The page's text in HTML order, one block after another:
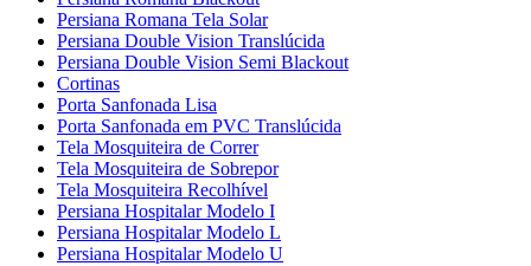
Persiana Romana Tela Solar
Persiana Double Vision Translúcida
Persiana Double Vision Semi Blackout
Cortinas
Porta Sanfonada Lisa
Porta Sanfonada em PVC Translúcida
Tela Mosquiteira de Correr
Tela Mosquiteira de Sobrepor
Tela Mosquiteira Recolhível
Persiana Hospitalar Modelo I
Persiana Hospitalar Modelo L
Persiana Hospitalar Modelo U